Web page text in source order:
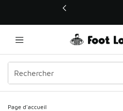
Ce lien ouvrira une nouvelle fenêtre
Page d'accueil